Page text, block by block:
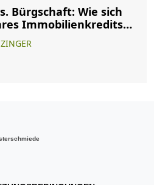
Bürgschaft: Wie sich
Immobilienkredits